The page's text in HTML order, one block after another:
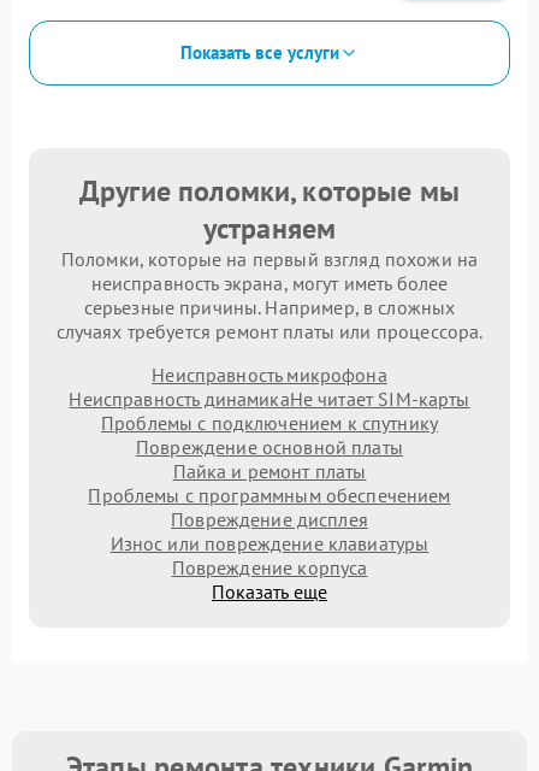
Показать все услуги
Другие поломки, которые мы
устраняем
Поломки, которые на первый взгляд похожи на
неисправность экрана, могут иметь более
серьезные причины. Например, в сложных
случаях требуется ремонт платы или процессора.
Неисправность микрофона
Неисправность динамикаНе читает SIM-карты
Проблемы с подключением к спутнику
Повреждение основной платы
Пайка и ремонт платы
Проблемы с программным обеспечением
Повреждение дисплея
Износ или повреждение клавиатуры
Повреждение корпуса
Показать еще